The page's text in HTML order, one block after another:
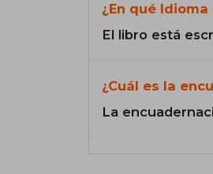
¿En qué
El libro está
¿Cuál es la
La